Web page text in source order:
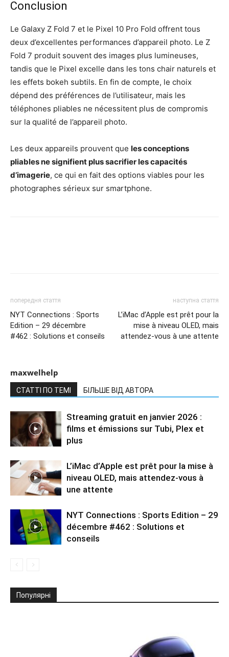
Conclusion
Le Galaxy Z Fold 7 et le Pixel 10 Pro Fold offrent tous
deux d’excellentes performances d’appareil photo. Le Z
Fold 7 produit souvent des images plus lumineuses,
tandis que le Pixel excelle dans les tons chair naturels et
les effets bokeh subtils. En fin de compte, le choix
dépend des préférences de l’utilisateur, mais les
téléphones pliables ne nécessitent plus de compromis
sur la qualité de l’appareil photo.
Les deux appareils prouvent que les conceptions
pliables ne signifient plus sacrifier les capacités
d’imagerie, ce qui en fait des options viables pour les
photographes sérieux sur smartphone.
попередня стаття
NYT Connections : Sports
Edition – 29 décembre
#462 : Solutions et conseils
наступна стаття
L’iMac d’Apple est prêt pour la
mise à niveau OLED, mais
attendez-vous à une attente
maxwelhelp
СТАТТІ ПО ТЕМІ БІЛЬШЕ ВІД АВТОРА
Streaming gratuit en janvier 2026 :
films et émissions sur Tubi, Plex et
plus
L’iMac d’Apple est prêt pour la mise à
niveau OLED, mais attendez-vous à
une attente
NYT Connections : Sports Edition – 29
décembre #462 : Solutions et
conseils
Популярні